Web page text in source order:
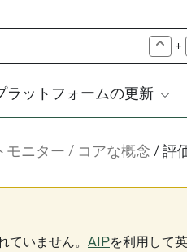
+
ラットフォームの更新
モニター コアな概念 評
ていません。 AIPを利用して